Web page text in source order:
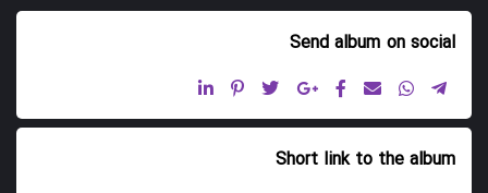
11 کسمه دیوان
Send album on social
Short link to the album